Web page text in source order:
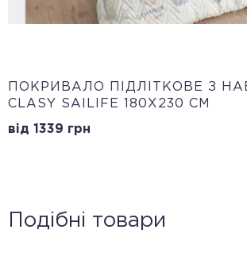
ПОКРИВАЛО ПІДЛІТКОВЕ З
CLASY SAILIFE 180Х230 СМ
від 1339 грн
Подібні товари